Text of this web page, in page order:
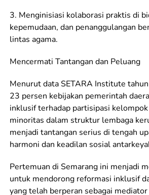
3. Menginisiasi kolaborasi praktis di
kepemudaan, dan penanggulangan
lintas agama.
Mencermati Tantangan dan Peluang
Menurut data SETARA Institute
23 persen kebijakan pemerintah
inklusif terhadap partisipasi kelompok
minoritas dalam struktur lembaga
menjadi tantangan serius di tengah
harmoni dan keadilan sosial
Pertemuan di Semarang ini menjadi
untuk mendorong reformasi inklusif
yang telah berperan sebagai